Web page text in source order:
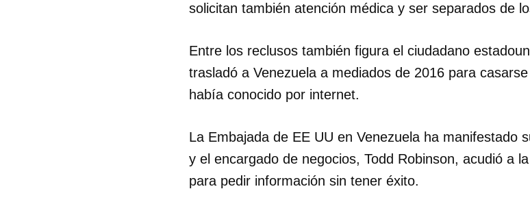
solicitan también atención médica y ser separados de
Entre los reclusos también figura el ciudadano
trasladó a Venezuela a mediados de 2016 para
había conocido por internet.
La Embajada de EE UU en Venezuela ha manifestado
y el encargado de negocios, Todd Robinson, acudió a
para pedir información sin tener éxito.